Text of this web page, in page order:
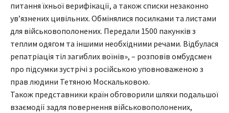
питання їхньої верифікації, а також списки незаконно
увʼязнених цивільних. Обмінялися посилками та листами
для військовополонених. Передали 1500 пакунків з
теплим одягом та іншими необхідними речами. Відбулася
репатріація тіл загиблих воїнів», – розповів омбудсмен
про підсумки зустрічі з російською уповноваженою з
прав людини Тетяною Москальковою.
Також представники країн обговорили шляхи подальшої
взаємодії задля повернення військовополонених,